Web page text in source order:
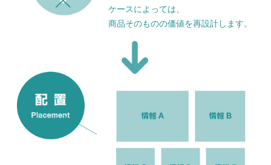
ケースによっては、
商品そのものの価値を再設計します。